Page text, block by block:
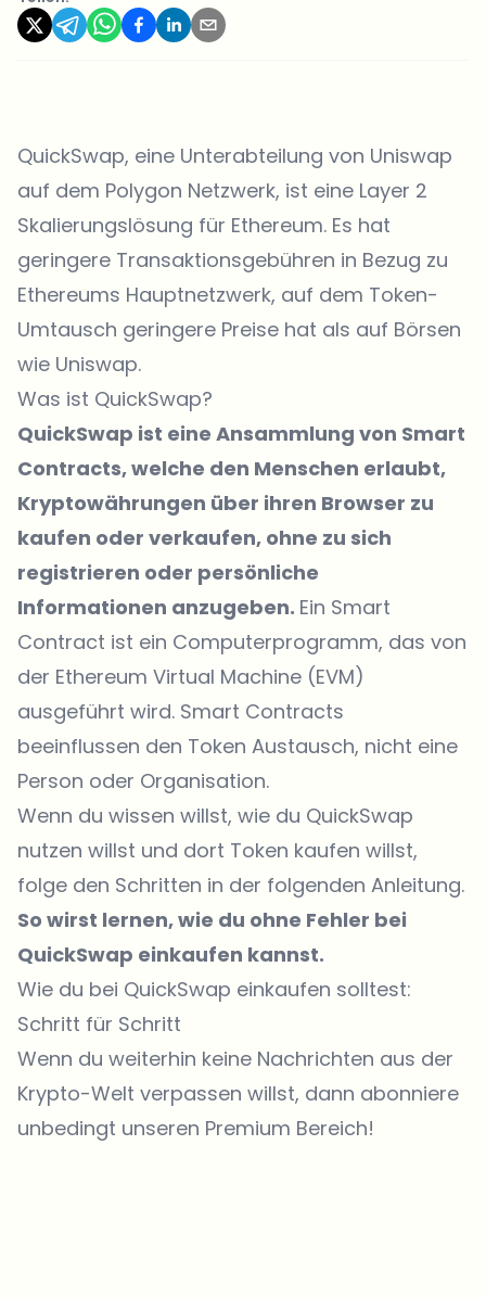
QuickSwap, eine Unterabteilung von Uniswap
auf dem Polygon Netzwerk, ist eine Layer 2
Skalierungslösung für Ethereum. Es hat
geringere Transaktionsgebühren in Bezug zu
Ethereums Hauptnetzwerk, auf dem Token-
Umtausch geringere Preise hat als auf Börsen
wie Uniswap.
Was ist QuickSwap?
QuickSwap ist eine Ansammlung von Smart
Contracts, welche den Menschen erlaubt,
Kryptowährungen über ihren Browser zu
kaufen oder verkaufen, ohne zu sich
registrieren oder persönliche
Informationen anzugeben. Ein Smart
Contract ist ein Computerprogramm, das von
der Ethereum Virtual Machine (EVM)
ausgeführt wird. Smart Contracts
beeinflussen den Token Austausch, nicht eine
Person oder Organisation.
Wenn du wissen willst, wie du QuickSwap
nutzen willst und dort Token kaufen willst,
folge den Schritten in der folgenden Anleitung.
So wirst lernen, wie du ohne Fehler bei
QuickSwap einkaufen kannst.
Wie du bei QuickSwap einkaufen solltest:
Schritt für Schritt
Wenn du weiterhin keine Nachrichten aus der
Krypto-Welt verpassen willst, dann abonniere
unbedingt unseren Premium Bereich!